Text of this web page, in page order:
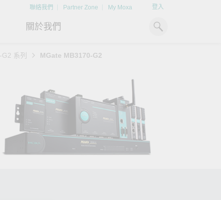
聯絡我們 Partner Zone My Moxa 登入
x86 電腦
ARM 電腦
平板電腦
IIoT 閘道器
握
更
掌握綠能脈動
探索 BESS（電池儲能系統）
如何引領能源轉型，打造更潔
淨、更永續的能源環境。
文件資料庫
案例研究
技術專文資料庫
影片庫
關於我們
Moxa 人才小聯盟系統
如同美國職棒聯盟的人才育
成，我們發展 Moxa 人才小聯
盟系統，透過這樣培育人才的
系列 MGate MB3170-G2